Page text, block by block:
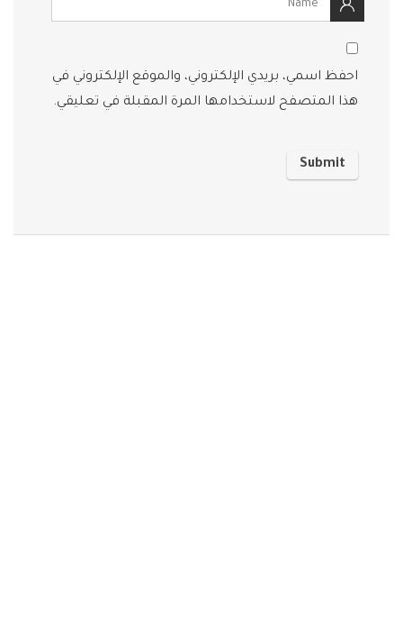
احفظ اسمي، بريدي الإلكتروني، والموقع الإلكتروني في
هذا المتصفح لاستخدامها المرة المقبلة في تعليقي.